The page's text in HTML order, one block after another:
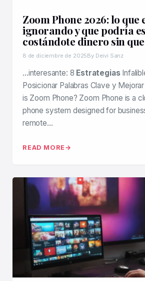
Zoom Phone 2026: lo que
ignorando y que podría
costándote dinero sin
8 de diciembre de 2025By Deivi Sanz
…interesante: 8 Estrategias
Posicionar Palabras Clave y
is Zoom Phone? Zoom Phone is a
phone system designed for
remote…
READ MORE